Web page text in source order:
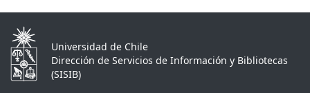
Universidad de Chile
Dirección de Servicios de Información y Bibliotecas
(SISIB)